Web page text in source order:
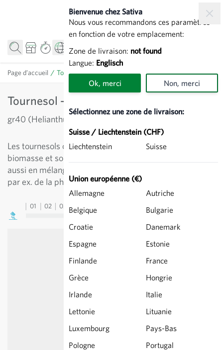
Bienvenue chez Sativa
Nous vous recommandons ces paramètres
en fonction de votre emplacement:
Zone de livraison: not found
Langue: Englisch
Ok, merci Non, merci
Sélectionnez une zone de livraison:
Suisse / Liechtenstein (CHF)
Liechtenstein
Suisse
Union européenne (€)
Allemagne
Autriche
Belgique
Bulgarie
Croatie
Danemark
Espagne
Estonie
Finlande
France
Grèce
Hongrie
Irlande
Italie
Lettonie
Lituanie
Luxembourg
Pays-Bas
Pologne
Portugal
Page d’accueil / Tournesol - Engrais vert
Tournesol - Engrais vert
gr40 (Helianthus annuus)
Les tournesols constituent un rendement élévé en
biomasse et sont d'excellents mellifères. Se cultivent
aussi en mélange avec d'autres engrais verts, comme
par ex. de la phacélie.
01 02 03 04 09 10